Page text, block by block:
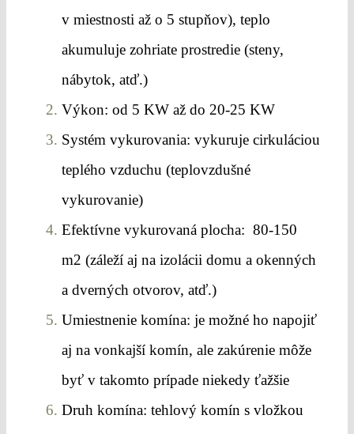
v miestnosti až o 5 stupňov), teplo
akumuluje zohriate prostredie (steny,
nábytok, atď.)
Výkon: od 5 KW až do 20-25 KW
Systém vykurovania: vykuruje cirkuláciou
teplého vzduchu (teplovzdušné
vykurovanie)
Efektívne vykurovaná plocha: 80-150
m2 (záleží aj na izolácii domu a okenných
a dverných otvorov, atď.)
Umiestnenie komína: je možné ho napojiť
aj na vonkajší komín, ale zakúrenie môže
byť v takomto prípade niekedy ťažšie
Druh komína: tehlový komín s vložkou